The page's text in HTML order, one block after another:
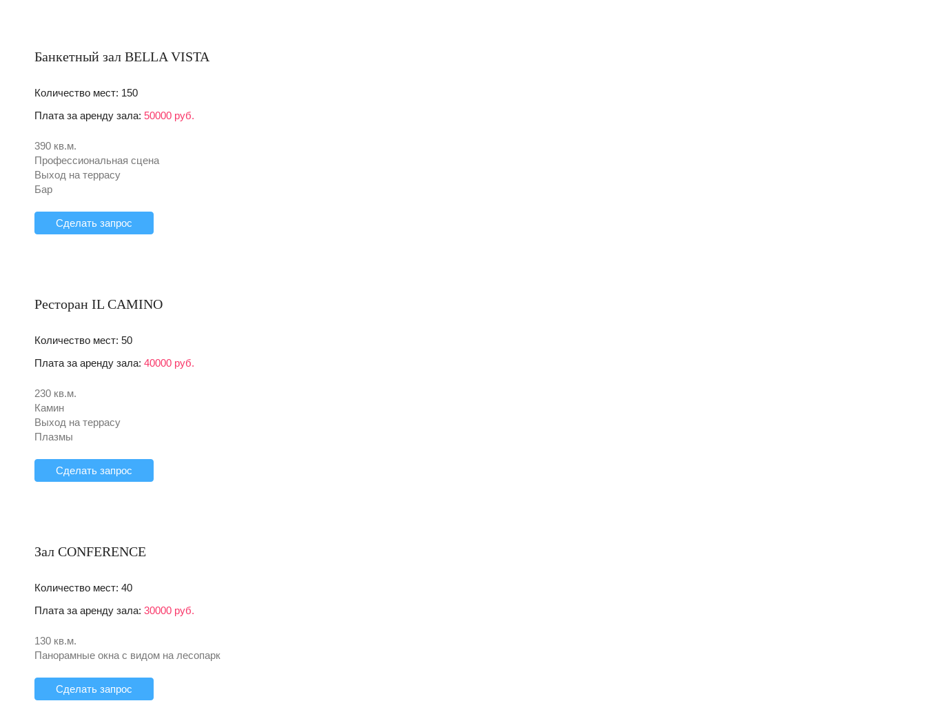
Банкетный зал BELLA VISTA
Количество мест: 150
Плата за аренду зала: 50000 руб.
390 кв.м.
Профессиональная сцена
Выход на террасу
Бар
Сделать запрос
Ресторан IL CAMINO
Количество мест: 50
Плата за аренду зала: 40000 руб.
230 кв.м.
Камин
Выход на террасу
Плазмы
Сделать запрос
Зал CONFERENCE
Количество мест: 40
Плата за аренду зала: 30000 руб.
130 кв.м.
Панорамные окна с видом на лесопарк
Сделать запрос